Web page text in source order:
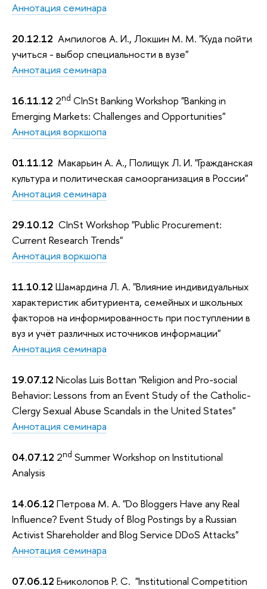
Аннотация семинара
20.12.12 Ампилогов А. И., Локшин М. М. "Куда пойти
учиться - выбор специальности в вузе"
Аннотация семинара
16.11.12 2nd CInSt Banking Workshop "Banking in
Emerging Markets: Challenges and Opportunities"
Аннотация воркшопа
01.11.12 Макарьин А. А., Полищук Л. И. "Гражданская
культура и политическая самоорганизация в России"
Аннотация семинара
29.10.12 CInSt Workshop "Public Procurement:
Current Research Trends"
Аннотация воркшопа
11.10.12 Шамардина Л. А. "Влияние индивидуальных
характеристик абитуриента, семейных и школьных
факторов на информированность при поступлении в
вуз и учёт различных источников информации"
Аннотация семинара
19.07.12 Nicolas Luis Bottan "Religion and Pro-social
Behavior: Lessons from an Event Study of the Catholic-
Clergy Sexual Abuse Scandals in the United States"
Аннотация семинара
04.07.12 2nd Summer Workshop on Institutional
Analysis
14.06.12 Петрова М. А. "Do Bloggers Have any Real
Influence? Event Study of Blog Postings by a Russian
Activist Shareholder and Blog Service DDoS Attacks"
Аннотация семинара
07.06.12 Ениколопов Р. С. "Institutional Competition